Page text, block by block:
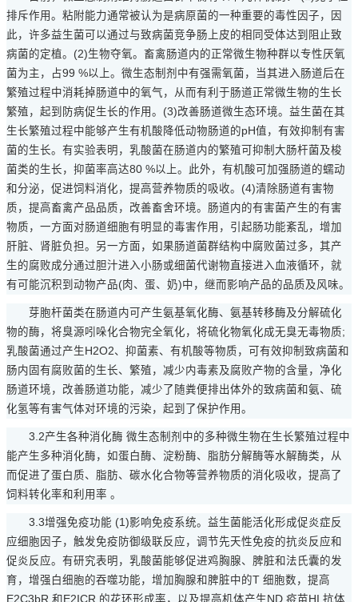
排斥作用。粘附能力通常被认为是病原菌的一种重要的毒性因子，因
此，许多益生菌可以通过与致病菌竞争肠上皮的相同受体达到阻止致
病菌的定植。(2)生物夺氧。畜禽肠道内的正常微生物种群以专性厌氧
菌为主，占99 %以上。微生态制剂中有强需氧菌，当其进入肠道后在
繁殖过程中消耗掉肠道中的氧气，从而有利于肠道正常微生物的生长
繁殖，起到防病促生长的作用。(3)改善肠道微生态环境。益生菌在其
生长繁殖过程中能够产生有机酸降低动物肠道的pH值，有效抑制有害
菌的生长。有实验表明，乳酸菌在肠道内的繁殖可抑制大肠杆菌及梭
菌类的生长，抑菌率高达80 %以上。此外，有机酸可加强肠道的蠕动
和分泌，促进饲料消化，提高营养物质的吸收。(4)清除肠道有害物
质，提高畜禽产品品质，改善畜舍环境。肠道内的有害菌产生的有害
物质，一方面对肠道细胞有明显的毒害作用，引起肠功能紊乱，增加
肝脏、肾脏负担。另一方面，如果肠道菌群结构中腐败菌过多，其产
生的腐败成分通过胆汁进入小肠或细菌代谢物直接进入血液循环，就
有可能沉积到动物产品(肉、蛋、奶)中，继而影响产品的品质及风味。
芽胞杆菌类在肠道内可产生氨基氧化酶、氨基转移酶及分解硫化
物的酶，将臭源吲哚化合物完全氧化，将硫化物氧化成无臭无毒物质;
乳酸菌通过产生H2O2、抑菌素、有机酸等物质，可有效抑制致病菌和
肠内固有腐败菌的生长、繁殖，减少内毒素及腐败产物的含量，净化
肠道环境，改善肠道功能，减少了随粪便排出体外的致病菌和氨、硫
化氢等有害气体对环境的污染，起到了保护作用。
3.2产生各种消化酶 微生态制剂中的多种微生物在生长繁殖过程中
能产生多种消化酶，如蛋白酶、淀粉酶、脂肪分解酶等水解酶类，从
而促进了蛋白质、脂肪、碳水化合物等营养物质的消化吸收，提高了
饲料转化率和利用率 。
3.3增强免疫功能 (1)影响免疫系统。益生菌能活化形成促炎症反
应细胞因子，触发免疫防御级联反应，调节先天性免疫的抗炎反应和
促炎反应。有研究表明，乳酸菌能够促进鸡胸腺、脾脏和法氏囊的发
育，增强白细胞的吞噬功能，增加胸腺和脾脏中的T 细胞数，提高
E2C3bR 和E2ICR 的花环形成率，以及提高机体产生ND 疫苗HI 抗体